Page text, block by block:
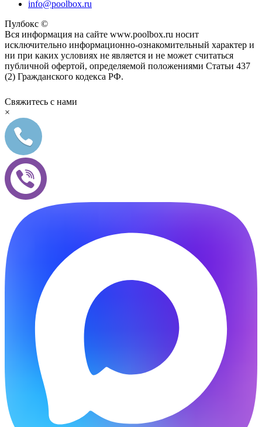
info@poolbox.ru
Пулбокс ©
Вся информация на сайте www.poolbox.ru носит
исключительно информационно-ознакомительный характер и
ни при каких условиях не является и не может считаться
публичной офертой, определяемой положениями Статьи 437
(2) Гражданского кодекса РФ.
Свяжитесь с нами
×